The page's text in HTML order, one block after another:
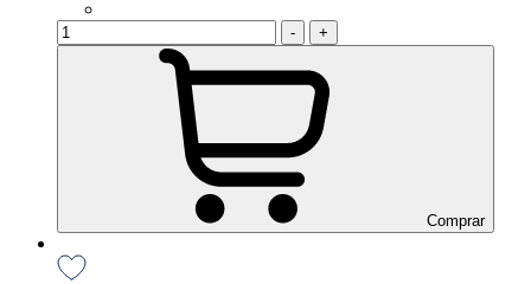
- +
Comprar